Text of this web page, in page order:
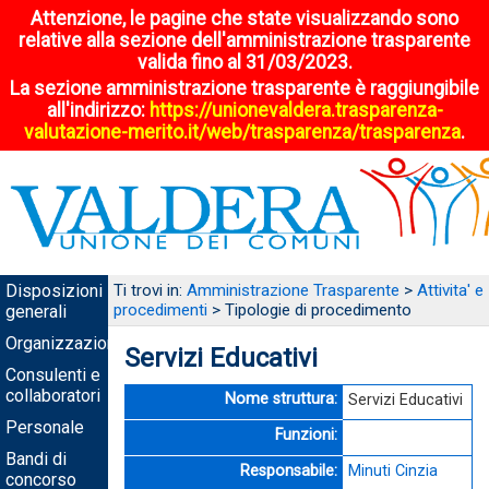
Attenzione, le pagine che state visualizzando sono
relative alla sezione dell'amministrazione trasparente
valida fino al 31/03/2023.
La sezione amministrazione trasparente è raggiungibile
all'indirizzo: https://unionevaldera.trasparenza-
valutazione-merito.it/web/trasparenza/trasparenza.
Disposizioni
generali
Organizzazione
Consulenti e
collaboratori
Personale
Bandi di
concorso
Ti trovi in: Amministrazione Trasparente > Attivita' e
procedimenti > Tipologie di procedimento
Servizi Educativi
Nome struttura
Servizi Educativi
Funzioni
Responsabile
Minuti Cinzia